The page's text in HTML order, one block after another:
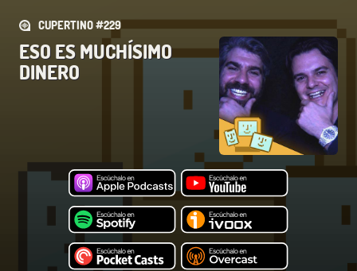
CUPERTINO #229
ESO ES MUCHÍSIMO
DINERO